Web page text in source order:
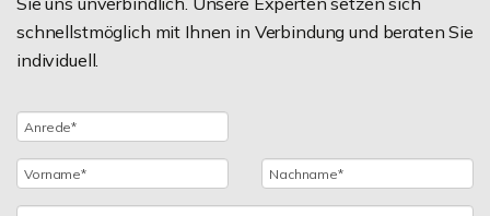
schnellstmöglich mit Ihnen in Verbindung und beraten Sie
individuell.